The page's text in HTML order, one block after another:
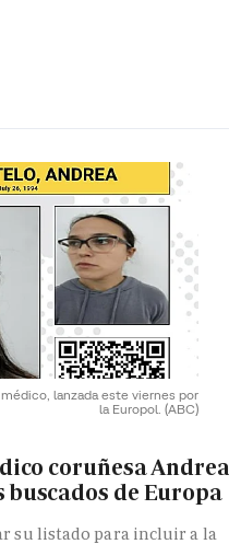
lanzada este viernes por
la Europol. (ABC)
coruñesa Andrea
buscados de Europa
su listado para incluir a la